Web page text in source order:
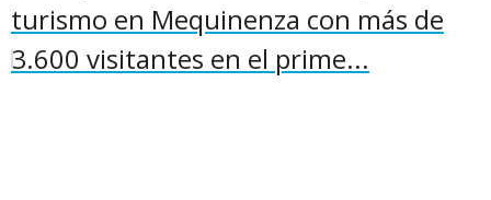
turismo en Mequinenza con más de
3.600 visitantes en el prime...